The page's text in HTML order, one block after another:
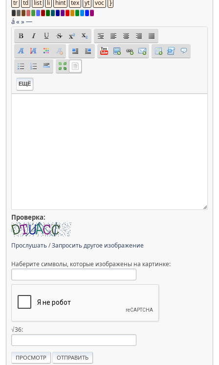
á« »—
ЕЩЁ
Проверка:
Прослушать/Запросить другое изображение
Наберите символы, которые изображены на картинке:
√36: